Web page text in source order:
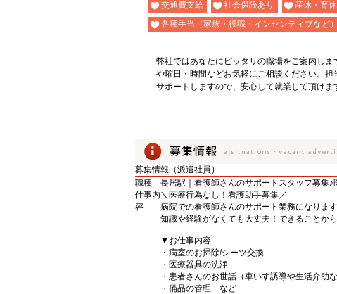
交通費支給
社会保険あり 産休・育
各種手当（家族・役職・インセンティブなど
弊社ではあなたにピッタリの職場をご案内しま
や曜日・時間などお気軽にご相談ください。担
サポートしますので、安心して就業して頂けま
募集情報（派遣社員）
職種
長居駅｜看護師さんのサポートスタッフ募集♪
仕事内
容
＼医療行為なし！看護助手募集／
病院での看護師さんのサポート業務になります
知識や経験がなくても大丈夫！できることか
▼お仕事内容
・病室のお掃除/シーツ交換
・医療器具の洗浄
・患者さんのお世話（車いす誘導や生活介助な
・備品の管理 など